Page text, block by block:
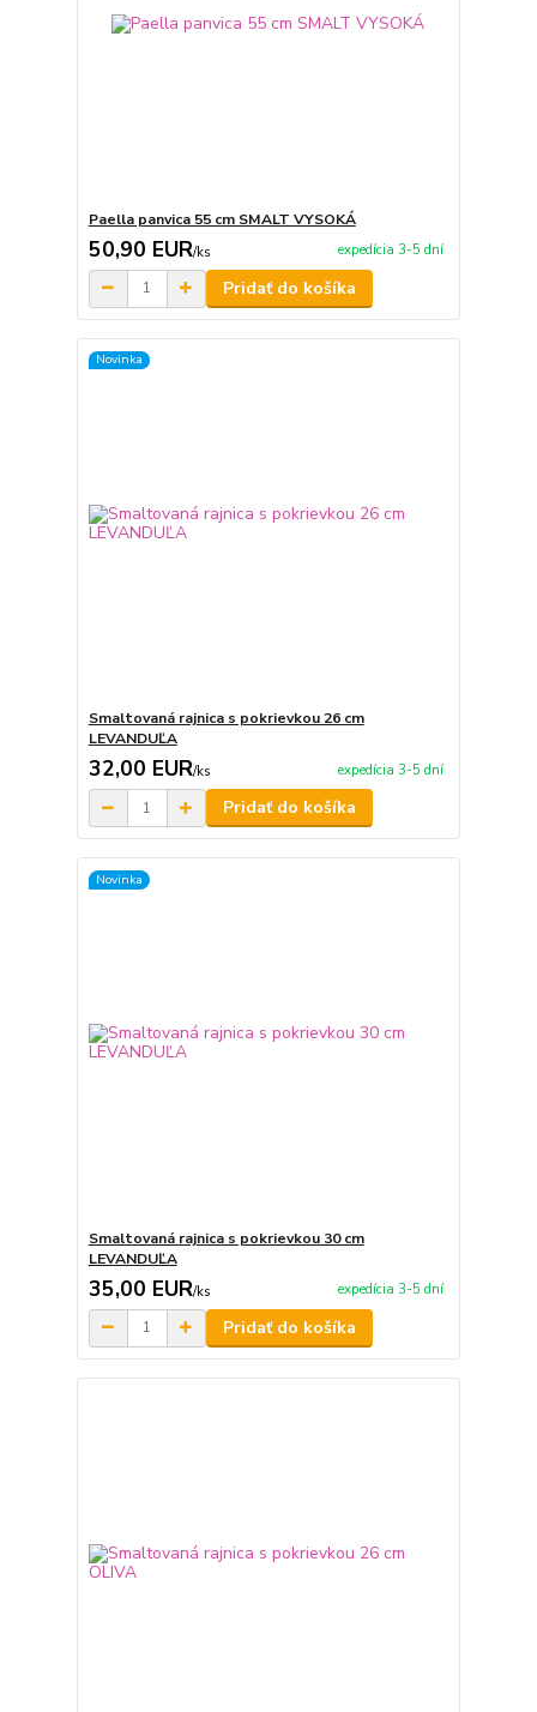
Paella panvica 55 cm SMALT VYSOKÁ
50,90 EUR/ks expedícia 3-5 dní
Pridať do košíka
Novinka
Smaltovaná rajnica s pokrievkou 26 cm
LEVANDUĽA
32,00 EUR/ks expedícia 3-5 dní
Pridať do košíka
Novinka
Smaltovaná rajnica s pokrievkou 30 cm
LEVANDUĽA
35,00 EUR/ks expedícia 3-5 dní
Pridať do košíka